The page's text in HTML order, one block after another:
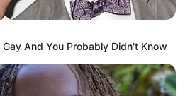
And You Probably Didn't Know